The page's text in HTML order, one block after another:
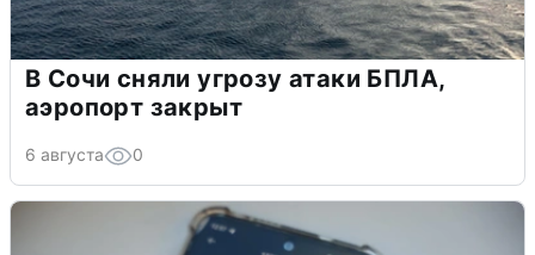
В Сочи сняли угрозу атаки БПЛА,
аэропорт закрыт
6 августа 0